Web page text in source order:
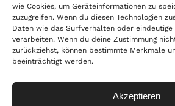
wie Cookies, um Geräteinformationen zu
zuzugreifen. Wenn du diesen Technologien
Daten wie das Surfverhalten oder
verarbeiten. Wenn du deine Zustimmung
zurückziehst, können bestimmte Merkmale
beeinträchtigt werden.
Akzeptieren
IT02866190214 |